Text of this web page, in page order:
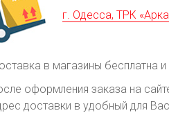
г. Одесса, ТРК
в магазины бесплатна
оформления заказа на
доставки в удобный для